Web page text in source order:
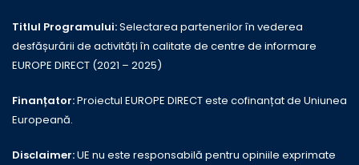
Titlul Programului:Selectarea partenerilor în vederea
desfășurării de activități în calitate de centre de informare
EUROPE DIRECT (2021 – 2025)
Finanțator:Proiectul EUROPE DIRECT este cofinanțat de Uniunea
Europeană.
Disclaimer:UE nu este responsabilă pentru opiniile exprimate